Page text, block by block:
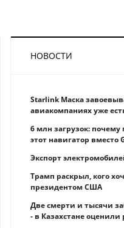
НОВОСТИ
Starlink Маска
авиакомпаниях уже
6 млн загрузок: почему
этот навигатор вместо
Экспорт
Трамп раскрыл, кого
президентом США
Две смерти и тысячи
- в Казахстане